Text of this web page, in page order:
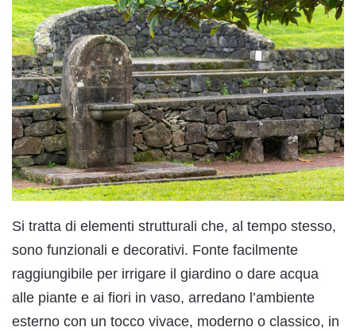
Si tratta di elementi strutturali che, al tempo stesso,
sono funzionali e decorativi. Fonte facilmente
raggiungibile per irrigare il giardino o dare acqua
alle piante e ai fiori in vaso, arredano l’ambiente
esterno con un tocco vivace, moderno o classico, in